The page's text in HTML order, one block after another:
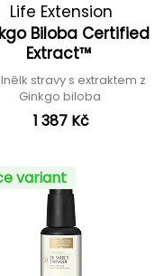
Life Extension
Biloba Certified
Extract™
stravy s extraktem z
Ginkgo biloba
1 387 Kč
variant